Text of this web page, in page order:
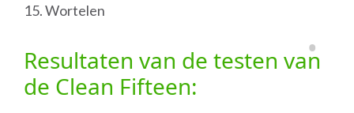
15. Wortelen
Resultaten van de testen van
de Clean Fifteen: